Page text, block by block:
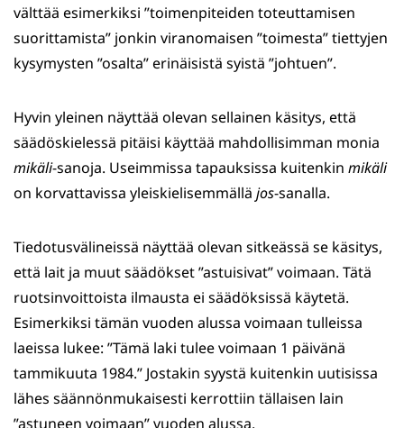
välttää esimerkiksi ”toimenpiteiden toteuttamisen
suorittamista” jonkin viranomaisen ”toimesta” tiettyjen
kysymysten ”osalta” erinäisistä syistä ”johtuen”.
Hyvin yleinen näyttää olevan sellainen käsitys, että
säädöskielessä pitäisi käyttää mahdollisimman monia
mikäli-sanoja. Useimmissa tapauksissa kuitenkin mikäli
on korvattavissa yleiskielisemmällä jos-sanalla.
Tiedotusvälineissä näyttää olevan sitkeässä se käsitys,
että lait ja muut säädökset ”astuisivat” voimaan. Tätä
ruotsinvoittoista ilmausta ei säädöksissä käytetä.
Esimerkiksi tämän vuoden alussa voimaan tulleissa
laeissa lukee: ”Tämä laki tulee voimaan 1 päivänä
tammikuuta 1984.” Jostakin syystä kuitenkin uutisissa
lähes säännönmukaisesti kerrottiin tällaisen lain
”astuneen voimaan” vuoden alussa.